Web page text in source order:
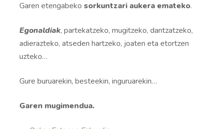
Garen etengabeko sorkuntzari aukera emateko.
Egonaldiak, partekatzeko, mugitzeko, dantzatzeko,
adierazteko, atseden hartzeko, joaten eta etortzen
uzteko…
Gure buruarekin, besteekin, inguruarekin…
Garen mugimendua.